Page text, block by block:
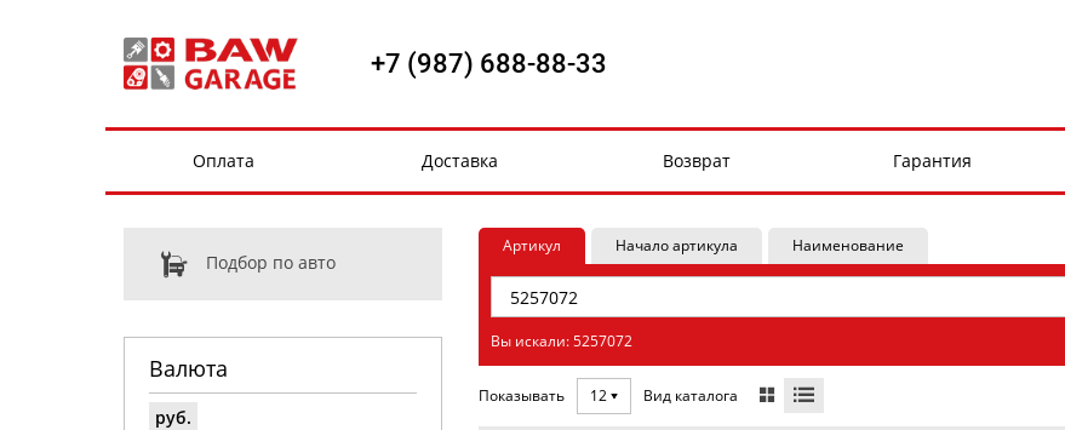
+7 (987) 688-88-33
Оплата Доставка Возврат Гарантия
Подбор по авто
Валюта
руб.
Артикул Начало артикула Наименование
Вы искали: 5257072
Показывать 12 Вид каталога